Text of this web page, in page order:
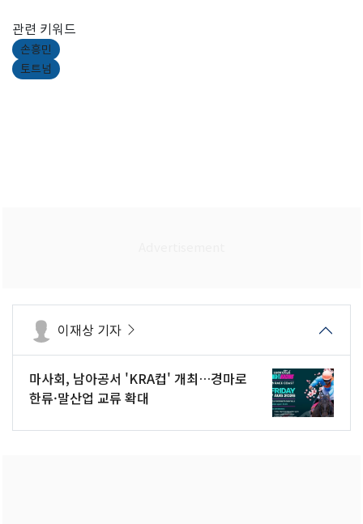
관련 키워드
손흥민
토트넘
이재상 기자
마사회, 남아공서 'KRA컵' 개최…경마로
한류·말산업 교류 확대